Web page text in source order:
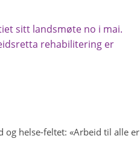
sitt landsmøte no i mai.
rehabilitering er
helse-feltet: «Arbeid til alle er